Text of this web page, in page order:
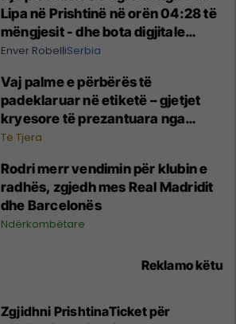
Lipa në Prishtinë në orën 04:28 të
mëngjesit - dhe bota digjitale
serbe shpall gjendjen e luftës
Enver RobelliSerbia
Vaj palme e përbërës të
padeklaruar në etiketë – gjetjet
kryesore të prezantuara nga
AUV-i pas kontrollit në sektorin e
Të Tjera
Rodri merr vendimin për klubin e
radhës, zgjedh mes Real Madridit
dhe Barcelonës
Ndërkombëtare
Reklamo këtu
Zgjidhni PrishtinaTicket për